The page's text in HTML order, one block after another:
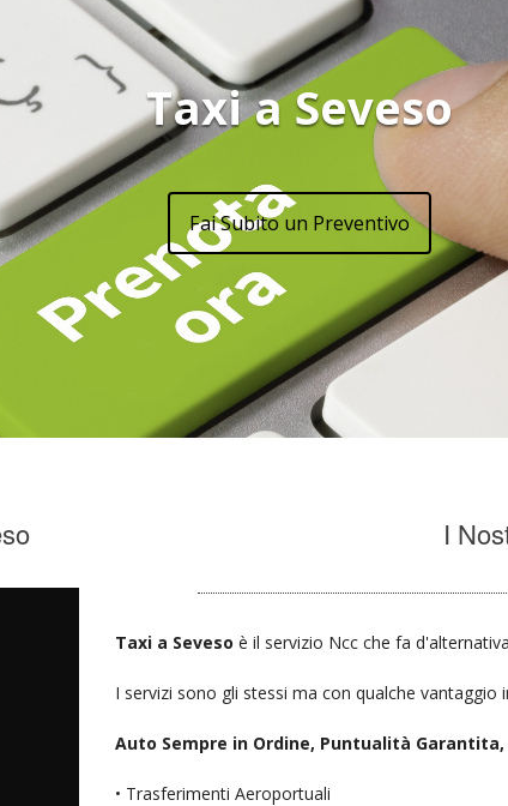
Taxi a Seveso
Fai Subito un Preventivo
I
Taxi a Seveso è il servizio Ncc che fa
I servizi sono gli stessi ma con qualche vantaggio
Auto Sempre in Ordine, Puntualità
• Trasferimenti Aeroportuali